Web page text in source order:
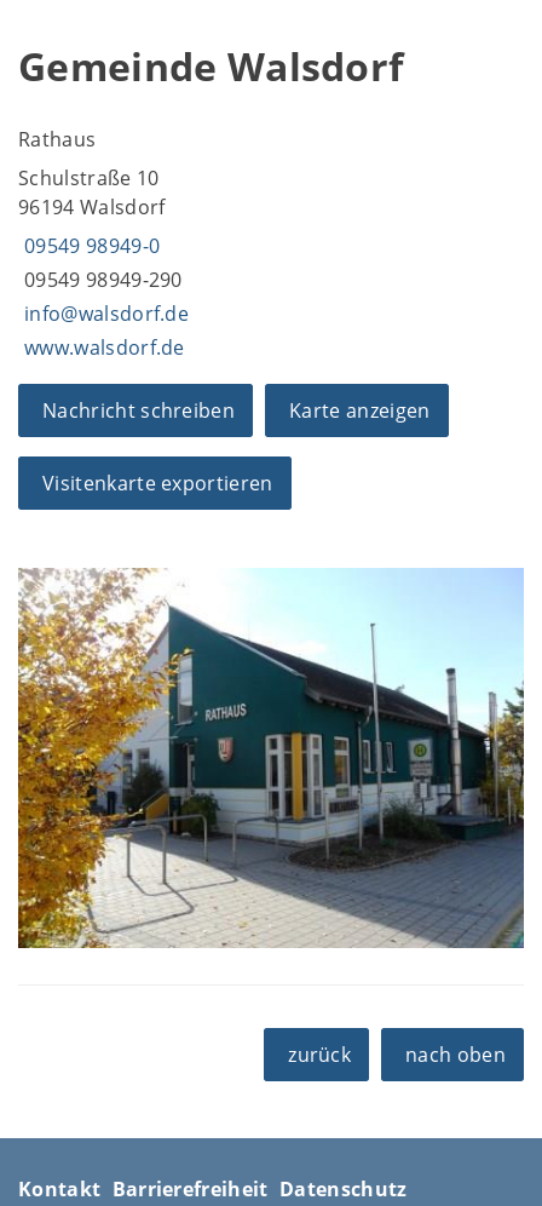
Gemeinde Walsdorf
Rathaus
Schulstraße 10
96194 Walsdorf
09549 98949-0
09549 98949-290
info@walsdorf.de
www.walsdorf.de
Nachricht schreiben Karte anzeigen
Visitenkarte exportieren
zurück nach oben
Kontakt Barrierefreiheit Datenschutz